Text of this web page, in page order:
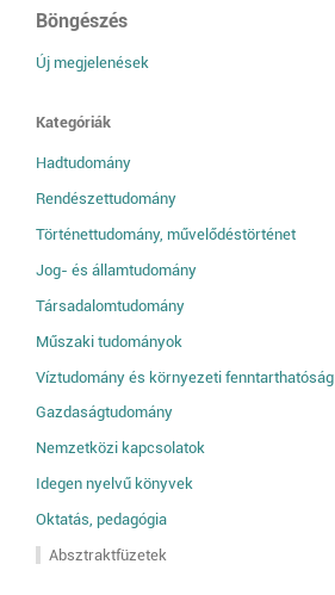
Böngészés
Új megjelenések
Kategóriák
Hadtudomány
Rendészettudomány
Történettudomány, művelődéstörténet
Jog- és államtudomány
Társadalomtudomány
Műszaki tudományok
Víztudomány és környezeti fenntarthatóság
Gazdaságtudomány
Nemzetközi kapcsolatok
Idegen nyelvű könyvek
Oktatás, pedagógia
Absztraktfüzetek